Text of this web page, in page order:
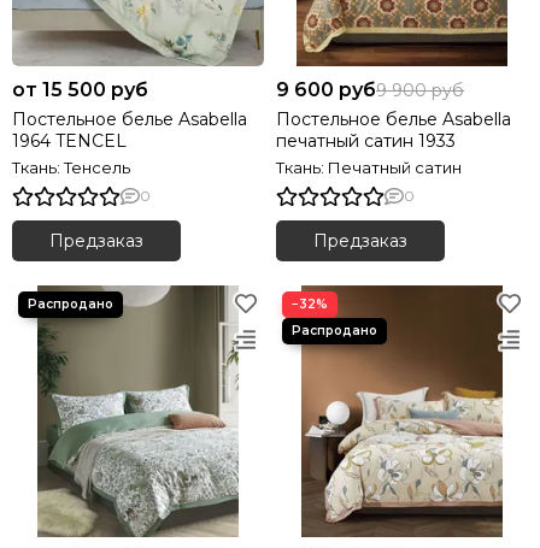
от 15 500 руб
Постельное белье Asabella
1964 TENCEL
Ткань: Тенсель
0
Предзаказ
9 600 руб9 900 руб
Постельное белье Asabella
печатный сатин 1933
Ткань: Печатный сатин
0
Предзаказ
−32%